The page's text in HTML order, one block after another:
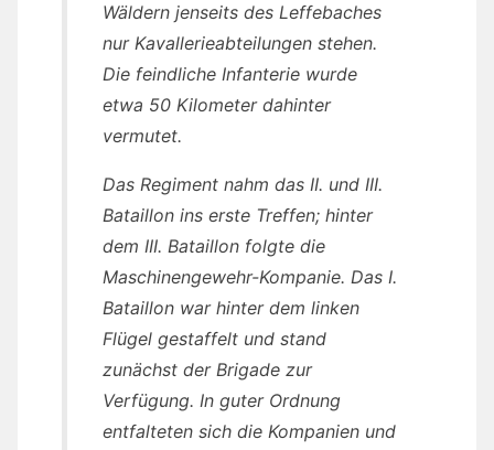
Wäldern jenseits des Leffebaches
nur Kavallerieabteilungen stehen.
Die feindliche Infanterie wurde
etwa 50 Kilometer dahinter
vermutet.
Das Regiment nahm das II. und III.
Bataillon ins erste Treffen; hinter
dem III. Bataillon folgte die
Maschinengewehr-Kompanie. Das I.
Bataillon war hinter dem linken
Flügel gestaffelt und stand
zunächst der Brigade zur
Verfügung. In guter Ordnung
entfalteten sich die Kompanien und